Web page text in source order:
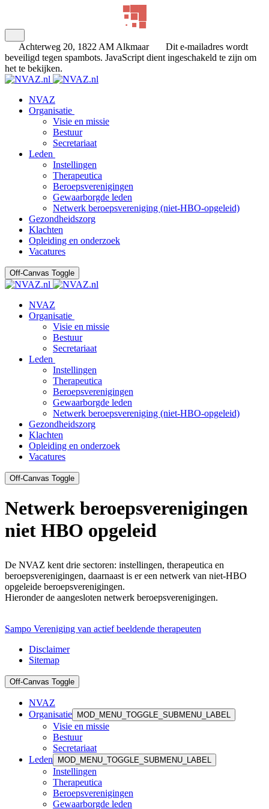
Achterweg 20, 1822 AM Alkmaar
Dit e-mailadres wordt
beveiligd tegen spambots. JavaScript dient ingeschakeld te zijn om
het te bekijken.
NVAZ
Organisatie
Visie en missie
Bestuur
Secretariaat
Leden
Instellingen
Therapeutica
Beroepsverenigingen
Gewaarborgde leden
Netwerk beroepsvereniging (niet-HBO-opgeleid)
Gezondheidszorg
Klachten
Opleiding en onderzoek
Vacatures
Off-Canvas Toggle
NVAZ
Organisatie
Visie en missie
Bestuur
Secretariaat
Leden
Instellingen
Therapeutica
Beroepsverenigingen
Gewaarborgde leden
Netwerk beroepsvereniging (niet-HBO-opgeleid)
Gezondheidszorg
Klachten
Opleiding en onderzoek
Vacatures
Off-Canvas Toggle
Netwerk beroepsverenigingen
niet HBO opgeleid
De NVAZ kent drie sectoren: instellingen, therapeutica en
beroepsverenigingen, daarnaast is er een netwerk van niet-HBO
opgeleide beroepsverenigingen.
Hieronder de aangesloten netwerk beroepsverenigingen.
Sampo Vereniging van actief beeldende therapeuten
Disclaimer
Sitemap
Off-Canvas Toggle
NVAZ
Organisatie
MOD_MENU_TOGGLE_SUBMENU_LABEL
Visie en missie
Bestuur
Secretariaat
Leden
MOD_MENU_TOGGLE_SUBMENU_LABEL
Instellingen
Therapeutica
Beroepsverenigingen
Gewaarborgde leden